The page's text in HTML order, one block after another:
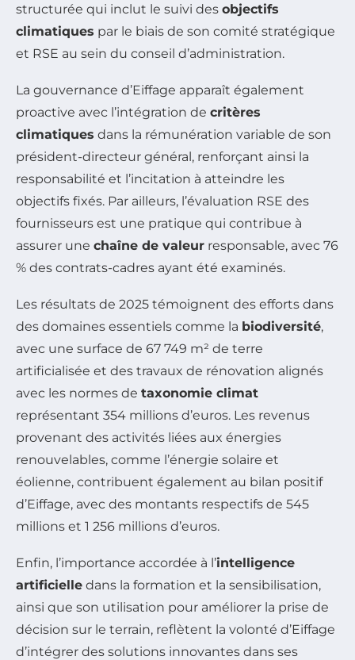
structurée qui inclut le suivi des objectifs
climatiques par le biais de son comité stratégique
et RSE au sein du conseil d’administration.
La gouvernance d’Eiffage apparaît également
proactive avec l’intégration de critères
climatiques dans la rémunération variable de son
président-directeur général, renforçant ainsi la
responsabilité et l’incitation à atteindre les
objectifs fixés. Par ailleurs, l’évaluation RSE des
fournisseurs est une pratique qui contribue à
assurer une chaîne de valeur responsable, avec 76
% des contrats-cadres ayant été examinés.
Les résultats de 2025 témoignent des efforts dans
des domaines essentiels comme la biodiversité,
avec une surface de 67 749 m² de terre
artificialisée et des travaux de rénovation alignés
avec les normes de taxonomie climat
représentant 354 millions d’euros. Les revenus
provenant des activités liées aux énergies
renouvelables, comme l’énergie solaire et
éolienne, contribuent également au bilan positif
d’Eiffage, avec des montants respectifs de 545
millions et 1 256 millions d’euros.
Enfin, l’importance accordée à l’intelligence
artificielle dans la formation et la sensibilisation,
ainsi que son utilisation pour améliorer la prise de
décision sur le terrain, reflètent la volonté d’Eiffage
d’intégrer des solutions innovantes dans ses